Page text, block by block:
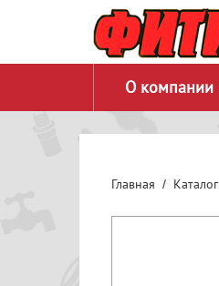
О компании
Главная Каталог